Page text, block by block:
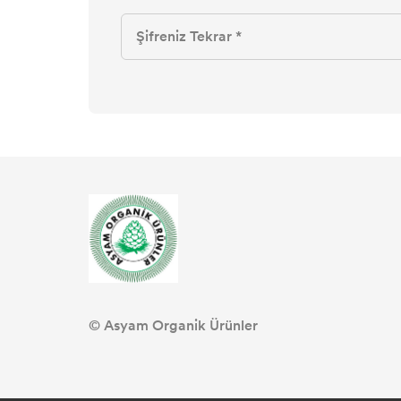
© Asyam Organik Ürünler